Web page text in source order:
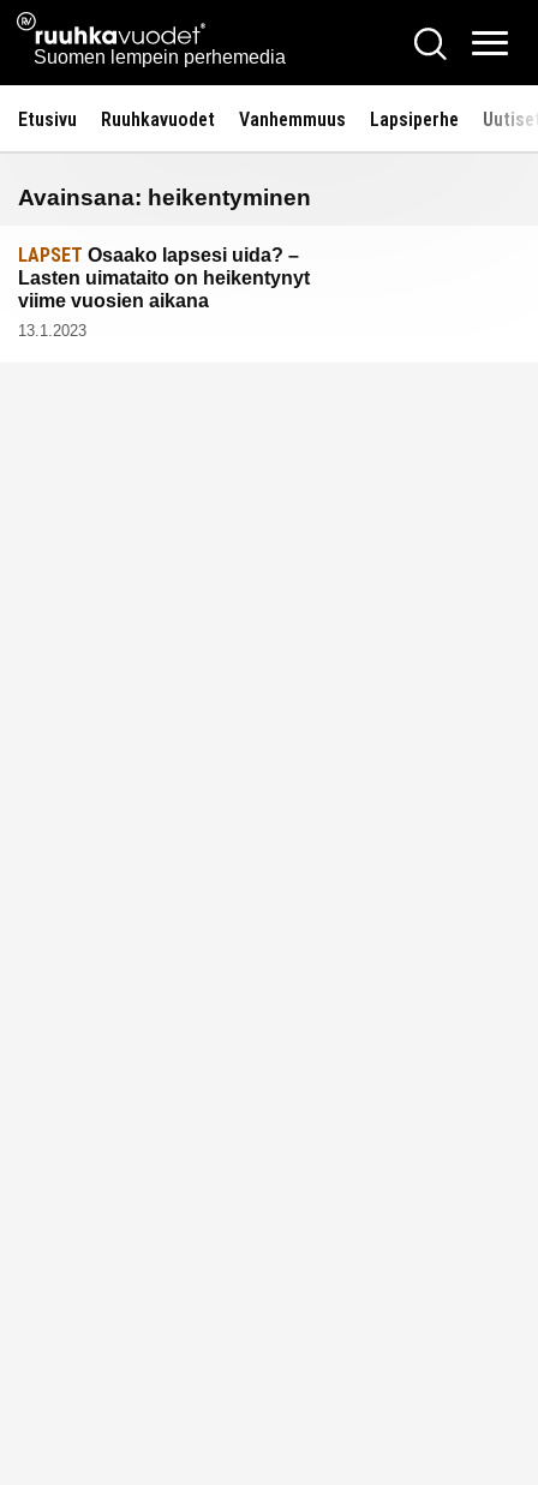
Siirry
sisältöön
Ruuhkavuodet.fi
Suomen lempein perhemedia
Hae
Etusivu Ruuhkavuodet Vanhemmuus Lapsiperhe
Avainsana: heikentyminen
LAPSET Osaako lapsesi uida? –
Lasten uimataito on heikentynyt
viime vuosien aikana
13.1.2023